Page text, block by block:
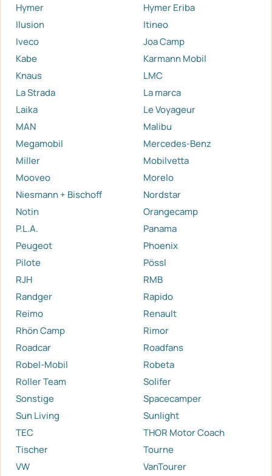
Hymer
Hymer Eriba
Ilusion
Itineo
Iveco
Joa Camp
Kabe
Karmann Mobil
Knaus
LMC
La Strada
La marca
Laika
Le Voyageur
MAN
Malibu
Megamobil
Mercedes-Benz
Miller
Mobilvetta
Mooveo
Morelo
Niesmann + Bischoff
Nordstar
Notin
Orangecamp
P.L.A.
Panama
Peugeot
Phoenix
Pilote
Pössl
RJH
RMB
Randger
Rapido
Reimo
Renault
Rhön Camp
Rimor
Roadcar
Roadfans
Robel-Mobil
Robeta
Roller Team
Solifer
Sonstige
Spacecamper
Sun Living
Sunlight
TEC
THOR Motor Coach
Tischer
Tourne
VW
VanTourer